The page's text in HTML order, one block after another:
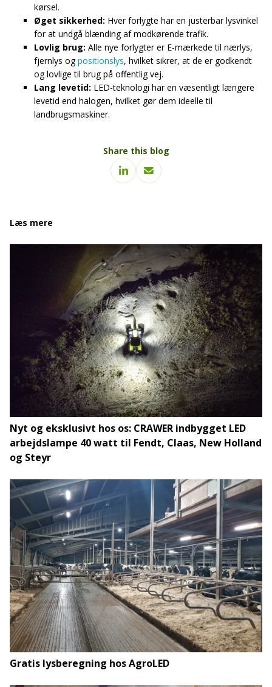
kørsel.
Øget sikkerhed: Hver forlygte har en justerbar lysvinkel
for at undgå blænding af modkørende trafik.
Lovlig brug: Alle nye forlygter er E-mærkede til nærlys,
fjernlys ogpositionslys, hvilket sikrer, at de er godkendt
og lovlige til brug på offentlig vej.
Lang levetid: LED-teknologi har en væsentligt længere
levetid end halogen, hvilket gør dem ideelle til
landbrugsmaskiner.
Share this blog
Læs mere
Nyt og eksklusivt hos os: CRAWER indbygget LED
arbejdslampe 40 watt til Fendt, Claas, New Holland
og Steyr
Gratis lysberegning hos AgroLED